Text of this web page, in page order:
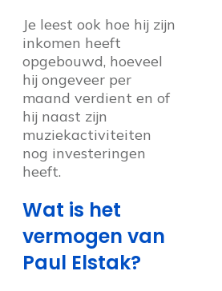
Je leest ook hoe hij zijn
inkomen heeft
opgebouwd, hoeveel
hij ongeveer per
maand verdient en of
hij naast zijn
muziekactiviteiten
nog investeringen
heeft.
Wat is het
vermogen van
Paul Elstak?